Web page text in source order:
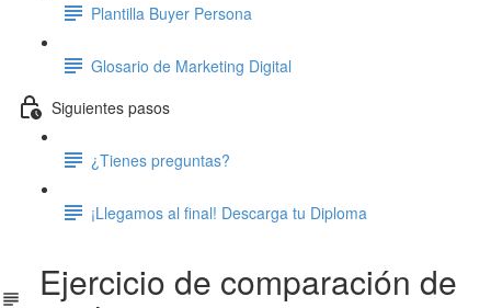
Plantilla Buyer Persona
Glosario de Marketing Digital
Siguientes pasos
¿Tienes preguntas?
¡Llegamos al final! Descarga tu Diploma
Ejercicio de comparación de